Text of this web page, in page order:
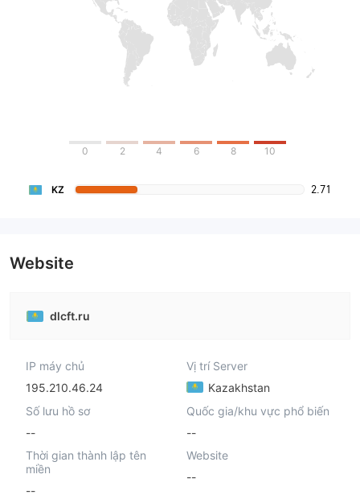
0 2 4 6 8 10
KZ 2.71
Website
dlcft.ru
IP máy chủ
195.210.46.24
Vị trí Server
Kazakhstan
Số lưu hồ sơ
--
Quốc gia/khu vực phổ biến
--
Thời gian thành lập tên
miền
--
Website
--